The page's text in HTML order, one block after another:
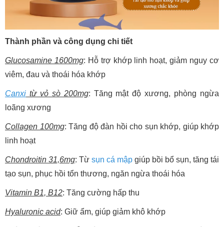
Thành phần và công dụng chi tiết
Glucosamine 1600mg: Hỗ trợ khớp linh hoạt, giảm nguy cơ
viêm, đau và thoái hóa khớp
Canxi từ vỏ sò 200mg: Tăng mật độ xương, phòng ngừa
loãng xương
Collagen 100mg: Tăng độ đàn hồi cho sụn khớp, giúp khớp
linh hoạt
Chondroitin 31,6mg: Từ sụn cá mập giúp bồi bổ sụn, tăng tái
tạo sụn, phục hồi tổn thương, ngăn ngừa thoái hóa
Vitamin B1, B12: Tăng cường hấp thu
Hyaluronic acid: Giữ ẩm, giúp giảm khô khớp